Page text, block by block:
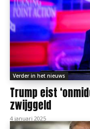
Verder in het nieuws
Trump eist
zwijggeld
4 januari 2025